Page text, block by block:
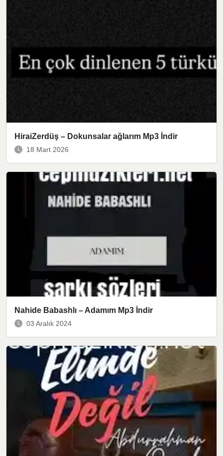
HiraiZerdüş – Dokunsalar ağlarım Mp3 İndir
18 Mart 2026
Nahide Babashlı – Adamım Mp3 İndir
03 Aralık 2024